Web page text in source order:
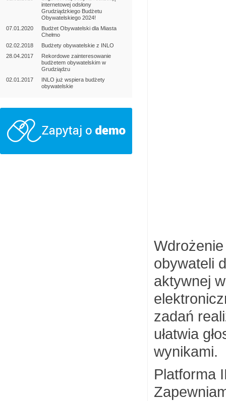
obywateli
aktywnej
zadań
ułatwia
wynikami.
Platforma
internetowej odsłony
Grudziądzkiego Budżetu
Obywatelskiego 2024!
07.01.2020
Budżet Obywatelski dla Miasta
Chełmo
02.02.2018
Budżety obywatelskie z INLO
28.04.2017
Rekordowe zainteresowanie
budżetem obywatelskim w
Grudziądzu
02.01.2017
INLO już wspiera budżety
obywatelskie